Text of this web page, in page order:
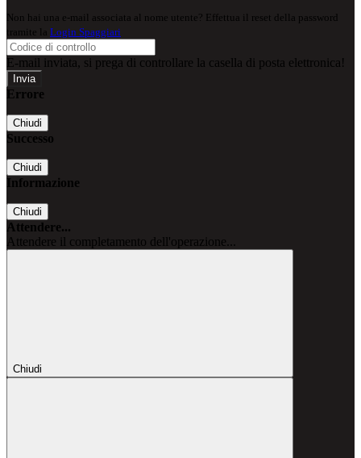
Non hai una e-mail associata al nome utente? Effettua il reset della password
tramite la Login Spaggiari
E-mail inviata, si prega di controllare la casella di posta elettronica!
Errore
Chiudi
Successo
Chiudi
Informazione
Chiudi
Attendere...
Attendere il completamento dell'operazione...
Chiudi